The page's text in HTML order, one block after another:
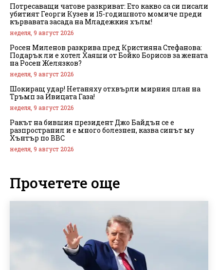
Потресаващи чатове разкриват: Ето какво са си писали
убитият Георги Кузев и 15-годишното момиче преди
кървавата засада на Младежкия хълм!
неделя, 9 август 2026
Росен Миленов разкрива пред Кристияна Стефанова:
Подарък ли е хотел Хаяши от Бойко Борисов за жената
на Росен Желязков?
неделя, 9 август 2026
Шокиращ удар! Нетаняху отхвърли мирния план на
Тръмп за Ивицата Газа!
неделя, 9 август 2026
Ракът на бившия президент Джо Байдън се е
разпространил и е много болезнен, казва синът му
Хънтър по BBC
неделя, 9 август 2026
Прочетете още